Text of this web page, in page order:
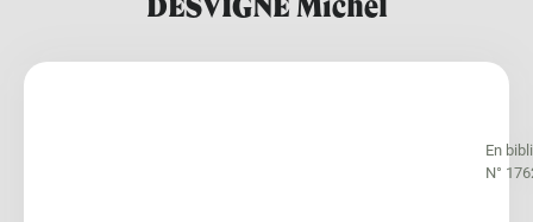
DESVIGNE Michel
En
N°